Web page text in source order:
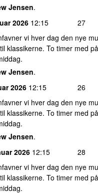
Jensen.
2026 12:15
27
vi hver dag den nye
klassikerne. To timer med
Jensen.
2026 12:15
26
vi hver dag den nye
klassikerne. To timer med
Jensen.
2026 12:15
28
vi hver dag den nye
klassikerne. To timer med